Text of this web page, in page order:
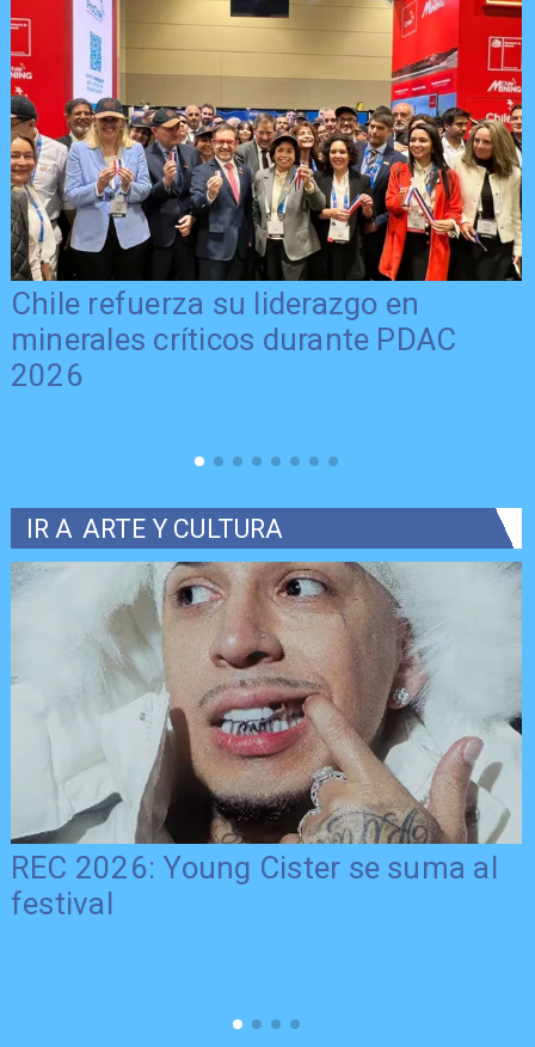
Chile refuerza su liderazgo en
minerales críticos durante PDAC
2026
IR A ARTE Y CULTURA
REC 2026: Young Cister se suma al
festival